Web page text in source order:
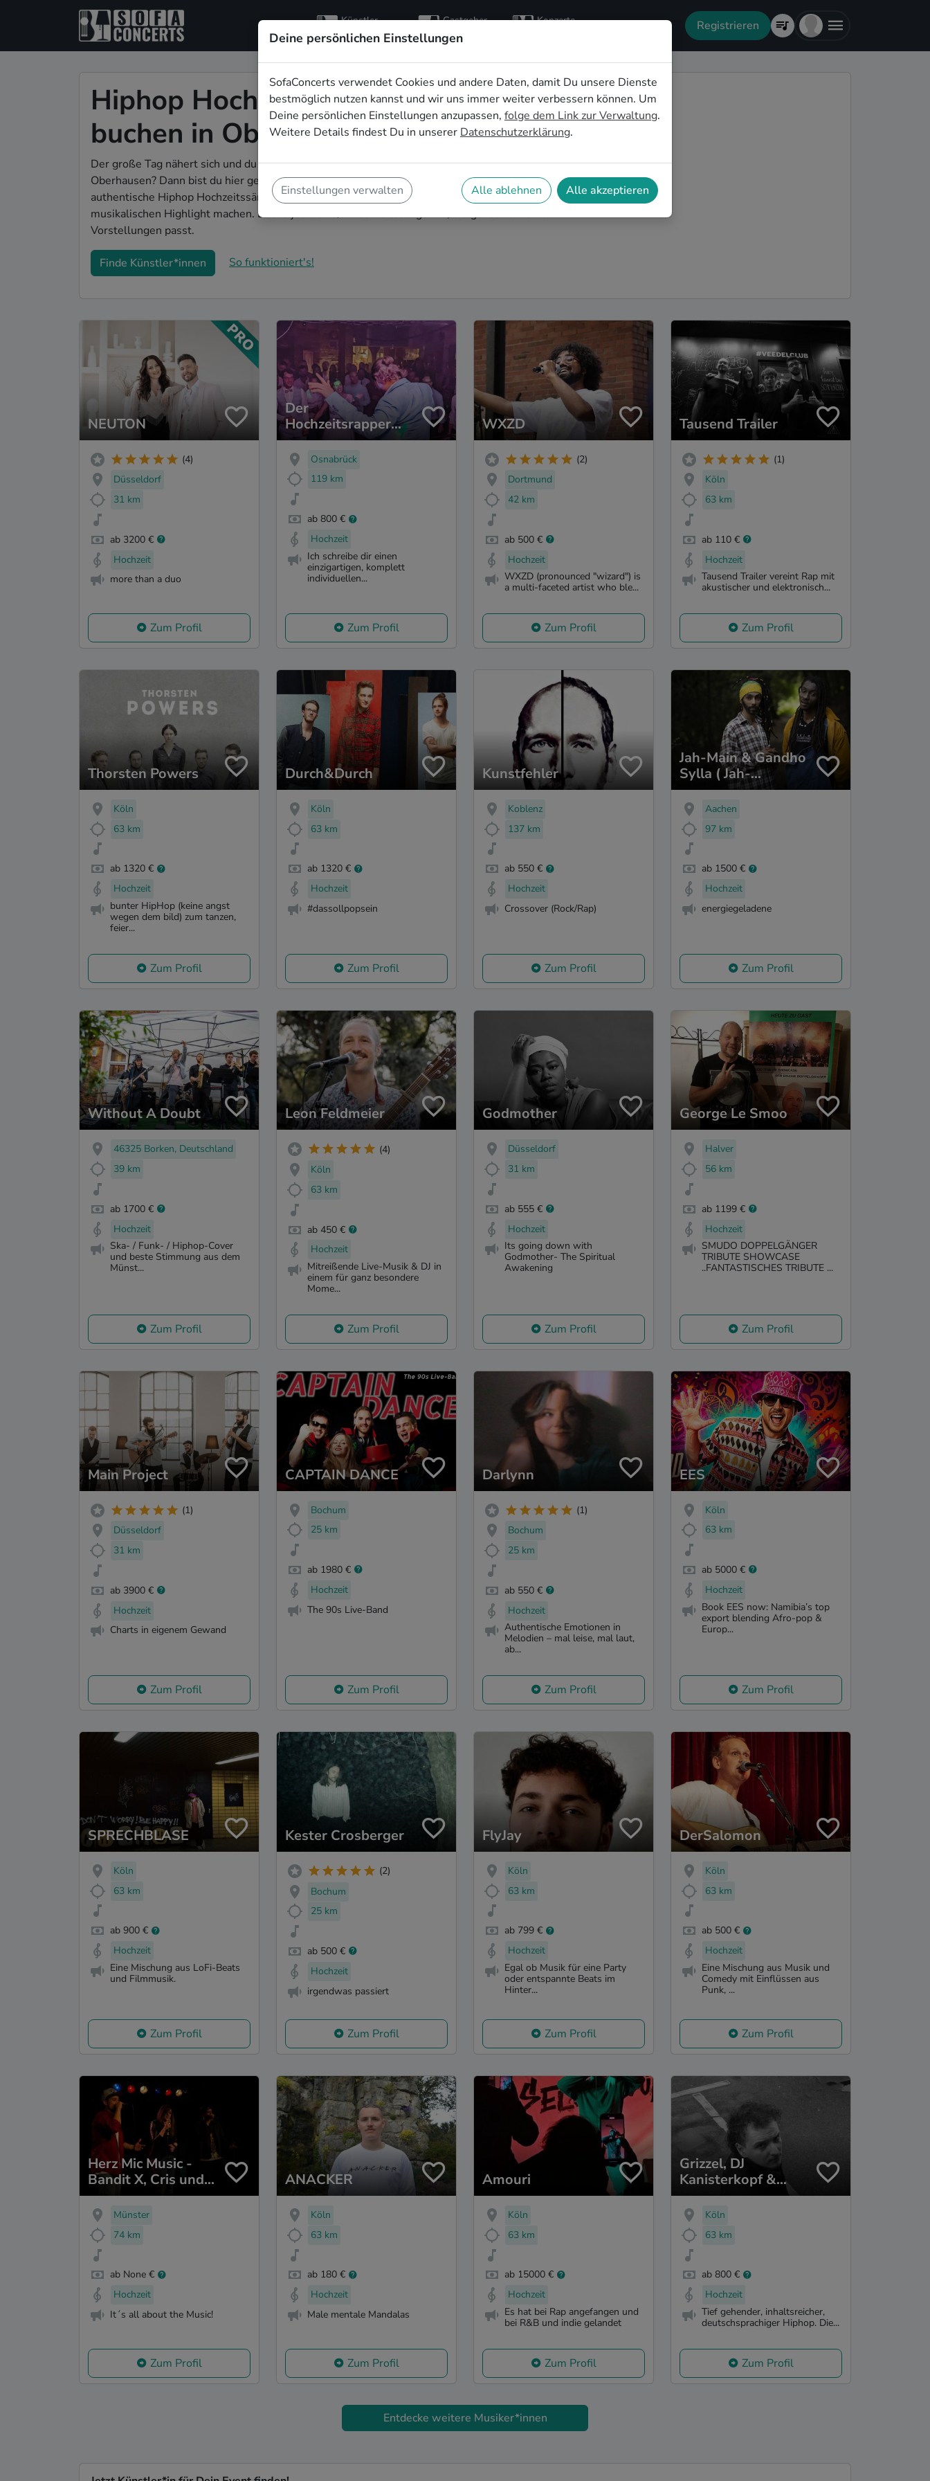
Künstler
entdecken
Gastgeber Konzerte Registrieren
Hiphop Hochzeitssänger*innen
buchen in Oberhausen
Der große Tag nähert sich und du bist auf der Suche nach Hiphop Hochzeitssänger*innen in
Oberhausen? Dann bist du hier genau richtig! Auf SofaConcerts findest Du professionelle und
authentische Hiphop Hochzeitssänger*innen in Oberhausen, die Deine Hochzeit zu einem
musikalischen Highlight machen. Buche jetzt eine/n Hochzeitssänger*in, die genau zu Deinen
Vorstellungen passt.
Finde Künstler*innen So funktioniert's!
NEUTON
(4)
Düsseldorf
31 km
ab 3200 €
Hochzeit
more than a duo
Zum Profil
Der
Hochzeitsrapper
(Jolle)
Osnabrück
119 km
ab 800 €
Hochzeit
Ich schreibe dir einen
einzigartigen, komplett
individuellen...
Zum Profil
WXZD
(2)
Dortmund
42 km
ab 500 €
Hochzeit
WXZD (pronounced "wizard") is
a multi-faceted artist who ble...
Zum Profil
Tausend Trailer
(1)
Köln
63 km
ab 110 €
Hochzeit
Tausend Trailer vereint Rap mit
akustischer und elektronisch...
Zum Profil
Thorsten Powers
Köln
63 km
ab 1320 €
Hochzeit
bunter HipHop (keine angst
wegen dem bild) zum tanzen,
feier...
Zum Profil
Durch&Durch
Köln
63 km
ab 1320 €
Hochzeit
#dassollpopsein
Zum Profil
Kunstfehler
Koblenz
137 km
ab 550 €
Hochzeit
Crossover (Rock/Rap)
Zum Profil
Jah-Main & Gandho
Sylla ( Jah-
Productions)
Aachen
97 km
ab 1500 €
Hochzeit
energiegeladene
Zum Profil
Without A Doubt
46325 Borken, Deutschland
39 km
ab 1700 €
Hochzeit
Ska- / Funk- / Hiphop-Cover
und beste Stimmung aus dem
Münst...
Zum Profil
Leon Feldmeier
(4)
Köln
63 km
ab 450 €
Hochzeit
Mitreißende Live-Musik & DJ in
einem für ganz besondere
Mome...
Zum Profil
Godmother
Düsseldorf
31 km
ab 555 €
Hochzeit
Its going down with
Godmother- The Spiritual
Awakening
Zum Profil
George Le Smoo
Halver
56 km
ab 1199 €
Hochzeit
SMUDO DOPPELGÄNGER
TRIBUTE SHOWCASE
..FANTASTISCHES TRIBUTE ...
Zum Profil
Main Project
(1)
Düsseldorf
31 km
ab 3900 €
Hochzeit
Charts in eigenem Gewand
Zum Profil
CAPTAIN DANCE
Bochum
25 km
ab 1980 €
Hochzeit
The 90s Live-Band
Zum Profil
Darlynn
(1)
Bochum
25 km
ab 550 €
Hochzeit
Authentische Emotionen in
Melodien – mal leise, mal laut,
ab...
Zum Profil
EES
Köln
63 km
ab 5000 €
Hochzeit
Book EES now: Namibia’s top
export blending Afro-pop &
Europ...
Zum Profil
SPRECHBLASE
Köln
63 km
ab 900 €
Hochzeit
Eine Mischung aus LoFi-Beats
und Filmmusik.
Zum Profil
Kester Crosberger
(2)
Bochum
25 km
ab 500 €
Hochzeit
irgendwas passiert
Zum Profil
FlyJay
Köln
63 km
ab 799 €
Hochzeit
Egal ob Musik für eine Party
oder entspannte Beats im
Hinter...
Zum Profil
DerSalomon
Köln
63 km
ab 500 €
Hochzeit
Eine Mischung aus Musik und
Comedy mit Einflüssen aus
Punk, ...
Zum Profil
Herz Mic Music -
Bandit X, Cris und
Cadey
Münster
74 km
ab None €
Hochzeit
It´s all about the Music!
Zum Profil
ANACKER
Köln
63 km
ab 180 €
Hochzeit
Male mentale Mandalas
Zum Profil
Amouri
Köln
63 km
ab 15000 €
Hochzeit
Es hat bei Rap angefangen und
bei R&B und indie gelandet
Zum Profil
Grizzel, DJ
Kanisterkopf &
Veminoir
Köln
63 km
ab 800 €
Hochzeit
Tief gehender, inhaltsreicher,
deutschsprachiger Hiphop. Die...
Zum Profil
Entdecke weitere Musiker*innen
Deine persönlichen Einstellungen
SofaConcerts verwendet Cookies und andere Daten, damit Du unsere Dienste
bestmöglich nutzen kannst und wir uns immer weiter verbessern können. Um
Deine persönlichen Einstellungen anzupassen, folge dem Link zur Verwaltung.
Weitere Details findest Du in unserer Datenschutzerklärung.
Einstellungen verwalten Alle ablehnen Alle akzeptieren